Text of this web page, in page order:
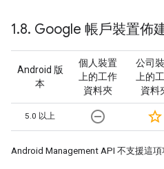
1.8. Google 帳戶裝置佈
Android 版
本
個人裝置
上的工作
資料夾
公司
上的
資料
5.0 以上 remove_circle_outline star_border
Android Management API 不支援這項